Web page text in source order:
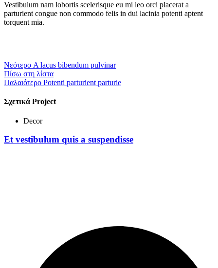
Vestibulum nam lobortis scelerisque eu mi leo orci placerat a
parturient congue non commodo felis in dui lacinia potenti aptent
torquent mia.
Νεότερο A lacus bibendum pulvinar
Πίσω στη λίστα
Παλαιότερο Potenti parturient parturie
Σχετικά Project
Decor
Et vestibulum quis a suspendisse